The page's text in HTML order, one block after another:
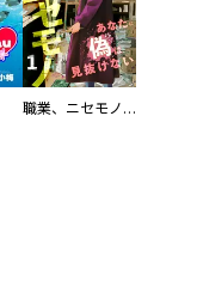
職業、ニセモノ～あなたに偽は見抜けない【電子単行本版】